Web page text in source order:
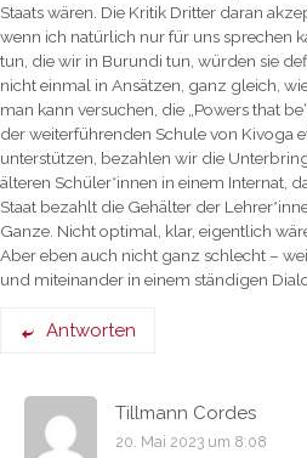
Staats wären. Die Kritik Dritter daran
wenn ich natürlich nur für uns sprechen
tun, die wir in Burundi tun, würden sie
nicht einmal in Ansätzen, ganz gleich,
man kann versuchen, die „Powers that
der weiterführenden Schule von Kivoga
unterstützen, bezahlen wir die
älteren Schüler*innen in einem Internat,
Staat bezahlt die Gehälter der
Ganze. Nicht optimal, klar, eigentlich
Aber eben auch nicht ganz schlecht –
und miteinander in einem ständigen
Antworten
Tillmann Cordes
20. Mai 2023 um 8:08